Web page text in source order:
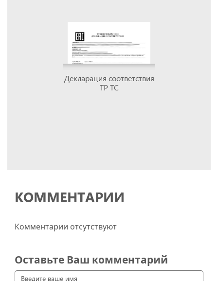
Декларация соответствия
ТР ТС
КОММЕНТАРИИ
Комментарии отсутствуют
Оставьте Ваш комментарий